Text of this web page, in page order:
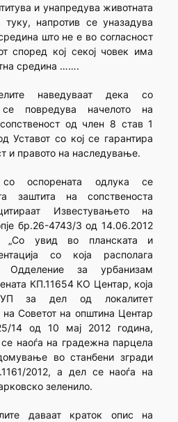
и унапредува животната
напротив се уназадува
што не е во согласност
според кој секој човек има
средина …….
наведуваат дека со
повредува начелото на
од член 8 став 1
Уставот со кој се гарантира
и правото на наследување.
оспорената одлука се
заштита на сопственоста
Известувањето на
бр.26-4743/3 од 14.06.2012
„Со увид во планската и
со која располага
за урбанизам
КП.11654 КО Центар, која
за дел од локалитет
Советот на општина Центар
14 од 10 мај 2012 година,
наоѓа на градежна парцела
во станбени згради
2012, а дел се наоѓа на
зеленило.
даваат краток опис на